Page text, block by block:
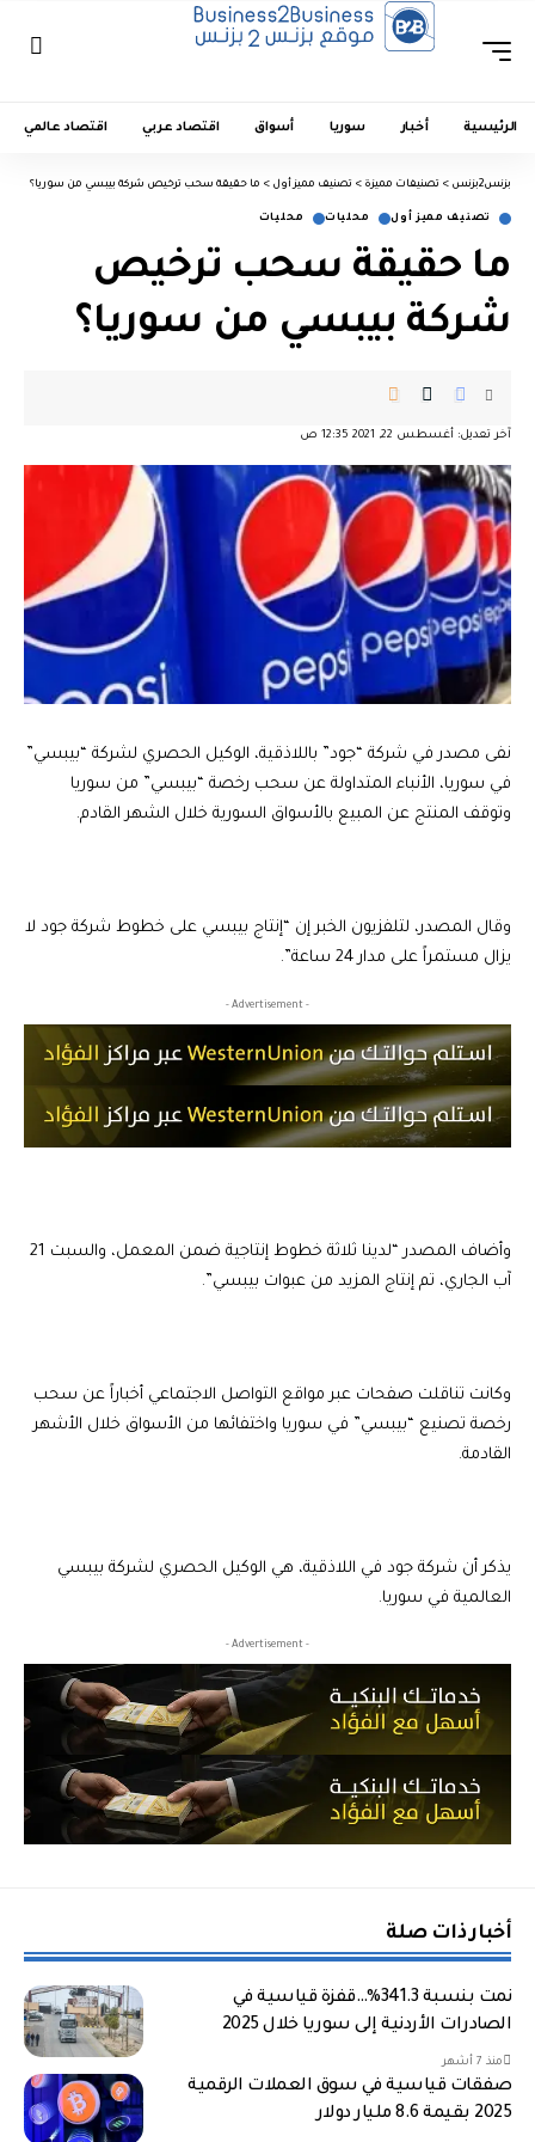
الرئيسية أخبار سوريا أسواق اقتصاد عربي اقتصاد عالمي
بزنس2بزنس > تصنيفات مميزة > تصنيف مميز أول > ما حقيقة سحب ترخيص شركة بيبسي من سوريا؟
تصنيف مميز أول محليات محليات
ما حقيقة سحب ترخيص
شركة بيبسي من سوريا؟
آخر تعديل: أغسطس 22, 2021 12:35 ص
نفى مصدر في شركة “جود” باللاذقية، الوكيل الحصري لشركة “بيبسي”
في سوريا، الأنباء المتداولة عن سحب رخصة “بيبسي” من سوريا
وتوقف المنتج عن المبيع بالأسواق السورية خلال الشهر القادم.
وقال المصدر، لتلفزيون الخبر إن “إنتاج بيبسي على خطوط شركة جود لا
يزال مستمراً على مدار 24 ساعة”.
- Advertisement -
وأضاف المصدر “لدينا ثلاثة خطوط إنتاجية ضمن المعمل، والسبت 21
آب الجاري، تم إنتاج المزيد من عبوات بيبسي”.
وكانت تناقلت صفحات عبر مواقع التواصل الاجتماعي أخباراً عن سحب
رخصة تصنيع “بيبسي” في سوريا واختفائها من الأسواق خلال الأشهر
القادمة.
يذكر أن شركة جود في اللاذقية، هي الوكيل الحصري لشركة بيبسي
العالمية في سوريا.
- Advertisement -
أخبار ذات صلة
نمت بنسبة 341.3%…قفزة قياسية في
الصادرات الأردنية إلى سوريا خلال 2025
منذ 7 أشهر
صفقات قياسية في سوق العملات الرقمية
2025 بقيمة 8.6 مليار دولار